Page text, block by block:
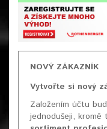
NOVÝ ZÁKAZNÍK
Vytvořte si nový
Založením účtu
jednodušeji, kromě